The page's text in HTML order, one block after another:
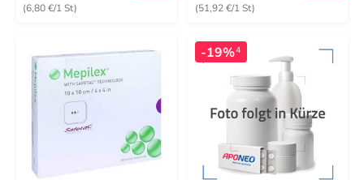
(6,80 €/1 St) (51,92 €/1 St)
-19%4